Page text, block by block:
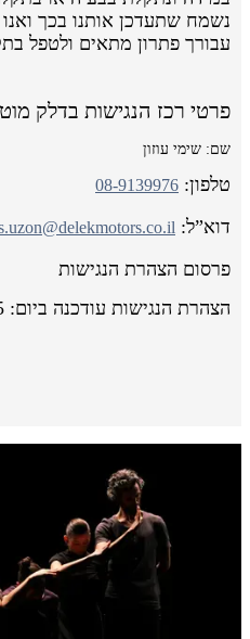
נשמח שתעדכן אותנו בכך ואנו
עבורך פתרון מתאים ולטפל
פרטי רכז הנגישות בדלק
שם: שימי עוזון
טלפון: 08-9139976
דוא”ל: s.uzon@delekmotors.co.il
פרסום הצהרת הנגישות
הצהרת הנגישות עודכנה ביום: 09.12.2025